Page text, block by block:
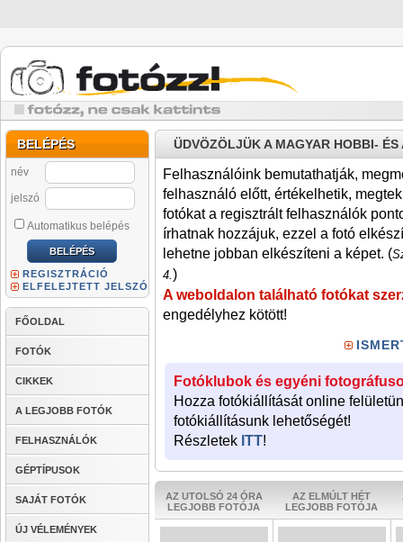
BELÉPÉS
név
jelszó
Automatikus belépés
REGISZTRÁCIÓ
ELFELEJTETT JELSZÓ
FŐOLDAL
FOTÓK
CIKKEK
A LEGJOBB FOTÓK
FELHASZNÁLÓK
GÉPTÍPUSOK
SAJÁT FOTÓK
ÚJ VÉLEMÉNYEK
ÜDVÖZÖLJÜK A MAGYAR HOBBI-
Felhasználóink bemutathatják,
felhasználó előtt, értékelhetik,
fotókat a regisztrált felhasználók
írhatnak hozzájuk, ezzel a fotó
lehetne jobban elkészíteni a képet. (
4.)
A weboldalon található fotókat
engedélyhez kötött!
Fotóklubok és egyéni
Hozza fotókiállítását online
fotókiállításunk lehetőségét!
Részletek ITT!
AZ UTOLSÓ 24 ÓRA
LEGJOBB FOTÓJA
AZ ELMÚLT HÉT
LEGJOBB FOTÓJA